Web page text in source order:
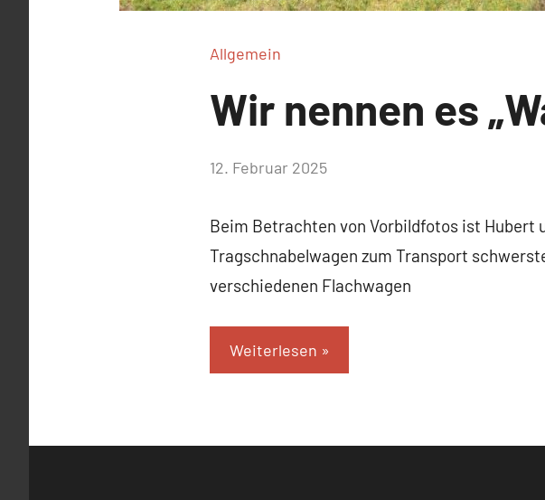
Allgemein
Wir nennen es
von
martens
12. Februar 2025
Beim Betrachten von Vorbildfotos ist Hubert
Tragschnabelwagen zum Transport
verschiedenen Flachwagen
Weiterlesen